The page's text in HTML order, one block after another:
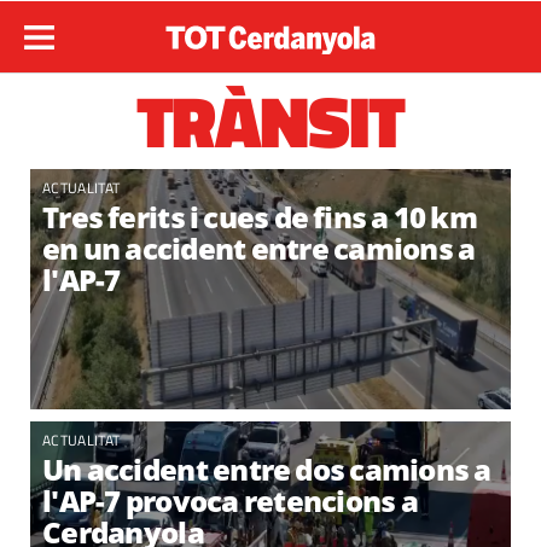
TRÀNSIT
ACTUALITAT
Tres ferits i cues de fins a 10 km
en un accident entre camions a
l'AP-7
ACTUALITAT
Un accident entre dos camions a
l'AP-7 provoca retencions a
Cerdanyola